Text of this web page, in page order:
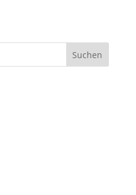
Suchen